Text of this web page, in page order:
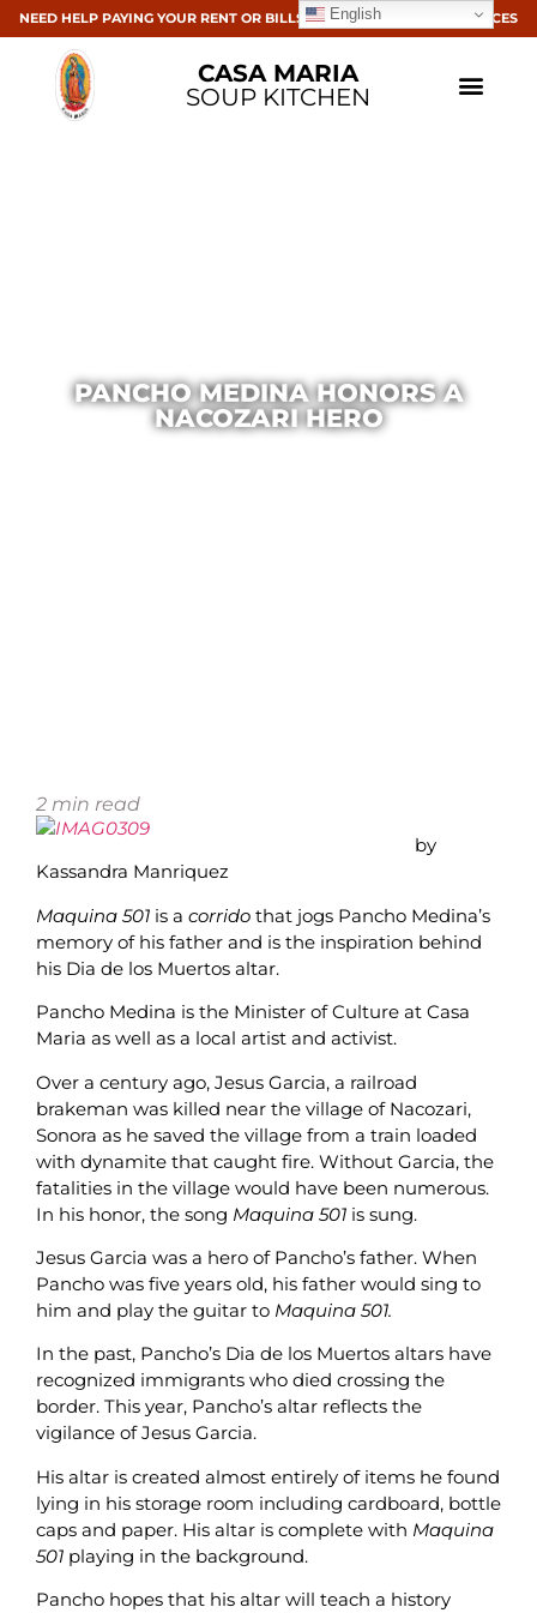
NEED HELP PAYING YOUR RENT OR BILLS? CLICK HERE FOR RESOURCES
CASA MARIA
SOUP KITCHEN
PANCHO MEDINA HONORS A
NACOZARI HERO
2 min read
by
Kassandra Manriquez
Maquina 501 is a corrido that jogs Pancho Medina’s
memory of his father and is the inspiration behind
his Dia de los Muertos altar.
Pancho Medina is the Minister of Culture at Casa
Maria as well as a local artist and activist.
Over a century ago, Jesus Garcia, a railroad
brakeman was killed near the village of Nacozari,
Sonora as he saved the village from a train loaded
with dynamite that caught fire. Without Garcia, the
fatalities in the village would have been numerous.
In his honor, the song Maquina 501 is sung.
Jesus Garcia was a hero of Pancho’s father. When
Pancho was five years old, his father would sing to
him and play the guitar to Maquina 501.
In the past, Pancho’s Dia de los Muertos altars have
recognized immigrants who died crossing the
border. This year, Pancho’s altar reflects the
vigilance of Jesus Garcia.
His altar is created almost entirely of items he found
lying in his storage room including cardboard, bottle
caps and paper. His altar is complete with Maquina
501 playing in the background.
Pancho hopes that his altar will teach a history
English